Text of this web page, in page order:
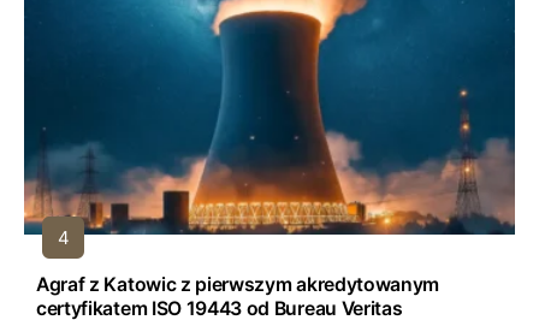
Agraf z Katowic z pierwszym akredytowanym
certyfikatem ISO 19443 od Bureau Veritas